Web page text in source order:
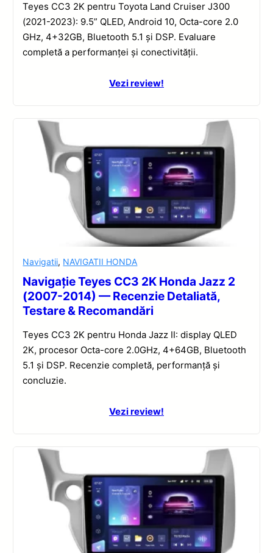
Teyes CC3 2K pentru Toyota Land Cruiser J300
(2021-2023): 9.5” QLED, Android 10, Octa-core 2.0
GHz, 4+32GB, Bluetooth 5.1 și DSP. Evaluare
completă a performanței și conectivității.
Vezi review!
Navigatii, NAVIGATII HONDA
Navigație Teyes CC3 2K Honda Jazz 2
(2007-2014) — Recenzie Detaliată,
Testare & Recomandări
Teyes CC3 2K pentru Honda Jazz II: display QLED
2K, procesor Octa-core 2.0GHz, 4+64GB, Bluetooth
5.1 și DSP. Recenzie completă, performanță și
concluzie.
Vezi review!